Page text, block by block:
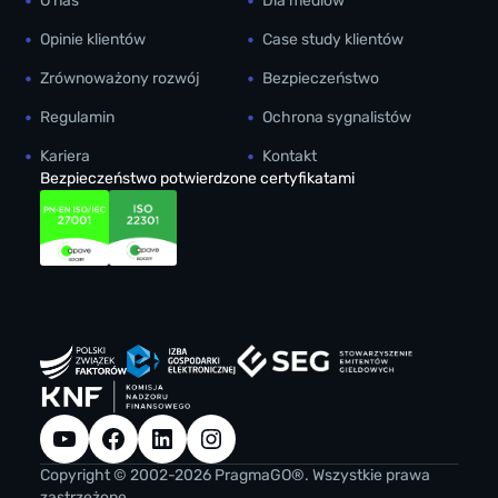
Opinie klientów Case study klientów
Zrównoważony rozwój Bezpieczeństwo
Regulamin Ochrona sygnalistów
Kariera
Kontakt
Bezpieczeństwo potwierdzone certyfikatami
YouTubeFacebookLinkedInInstagram
Copyright © 2002-2026 PragmaGO®. Wszystkie prawa